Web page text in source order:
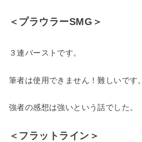
＜プラウラーSMG＞
３連バーストです。
筆者は使用できません！難しいです。
強者の感想は強いという話でした。
＜フラットライン＞